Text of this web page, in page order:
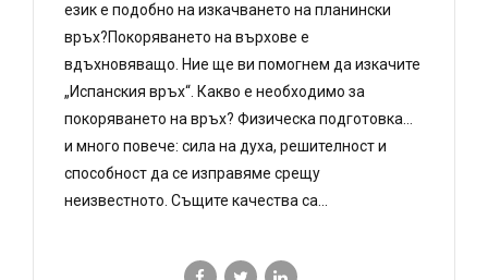
език е подобно на изкачването на планински
връх?Покоряването на върхове е
вдъхновяващо. Ние ще ви помогнем да изкачите
„Испанския връх“. Какво е необходимо за
покоряването на връх? Физическа подготовка…
и много повече: сила на духа, решителност и
способност да се изправяме срещу
неизвестното. Същите качества са...